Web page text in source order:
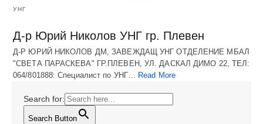
УНГ
Д-р Юрий Николов УНГ гр. Плевен
Д-Р ЮРИЙ НИКОЛОВ ДМ, ЗАВЕЖДАЩ УНГ ОТДЕЛЕНИЕ МБАЛ
"СВЕТА ПАРАСКЕВА" ГР.ПЛЕВЕН, УЛ. ДАСКАЛ ДИМО 22, ТЕЛ:
064/801888: Специалист по УНГ… Read More
Search for:
Search Button